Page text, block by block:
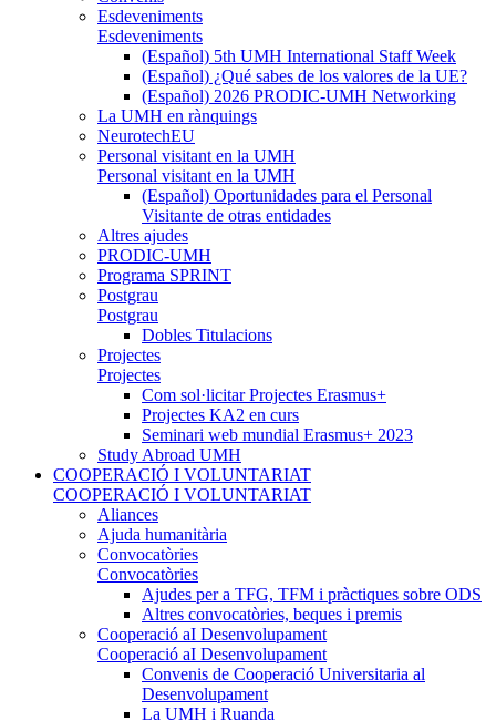
Esdeveniments
Esdeveniments
(Español) 5th UMH International Staff Week
(Español) ¿Qué sabes de los valores de la UE?
(Español) 2026 PRODIC-UMH Networking
La UMH en rànquings
NeurotechEU
Personal visitant en la UMH
Personal visitant en la UMH
(Español) Oportunidades para el Personal
Visitante de otras entidades
Altres ajudes
PRODIC-UMH
Programa SPRINT
Postgrau
Postgrau
Dobles Titulacions
Projectes
Projectes
Com sol·licitar Projectes Erasmus+
Projectes KA2 en curs
Seminari web mundial Erasmus+ 2023
Study Abroad UMH
COOPERACIÓ I VOLUNTARIAT
COOPERACIÓ I VOLUNTARIAT
Aliances
Ajuda humanitària
Convocatòries
Convocatòries
Ajudes per a TFG, TFM i pràctiques sobre ODS
Altres convocatòries, beques i premis
Cooperació aI Desenvolupament
Cooperació aI Desenvolupament
Convenis de Cooperació Universitaria al
Desenvolupament
La UMH i Ruanda